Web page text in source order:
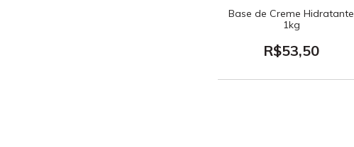
Base de Creme Hidratante
1kg
R$53,50